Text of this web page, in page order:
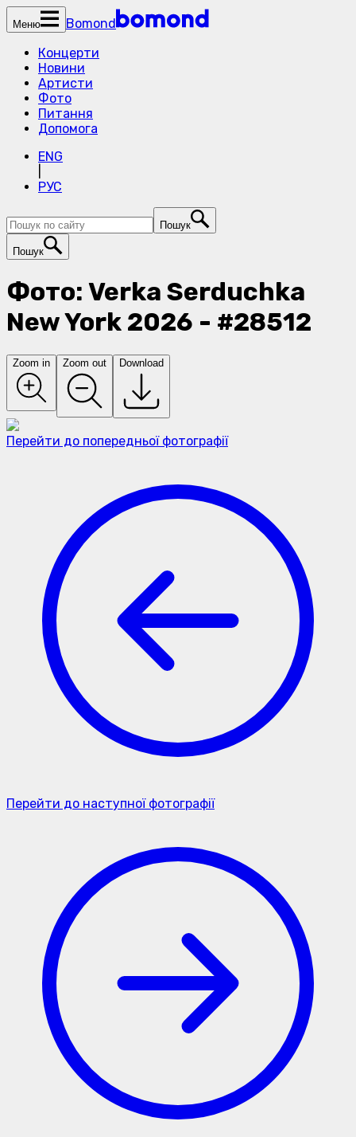
Меню
Bomond
Концерти
Новини
Артисти
Фото
Питання
Допомога
ENG
РУС
Пошук
Пошук
Фото: Verka Serduchka
New York 2026 - #28512
Zoom in Zoom out Download
Перейти до попередньої фотографії
Перейти до наступної фотографії